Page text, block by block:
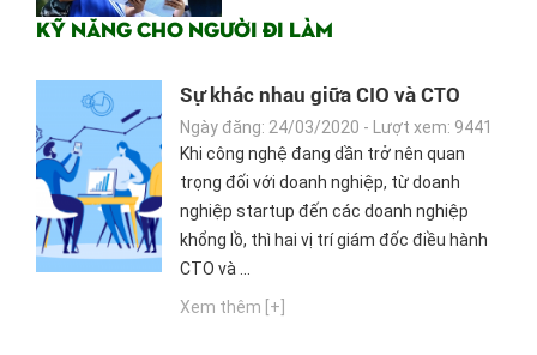
Kỹ năng cho người đi làm
Sự khác nhau giữa CIO và CTO
Ngày đăng: 24/03/2020 - Lượt xem: 9441
Khi công nghệ đang dần trở nên quan
trọng đối với doanh nghiệp, từ doanh
nghiệp startup đến các doanh nghiệp
khổng lồ, thì hai vị trí giám đốc điều hành
CTO và ...
Xem thêm [+]